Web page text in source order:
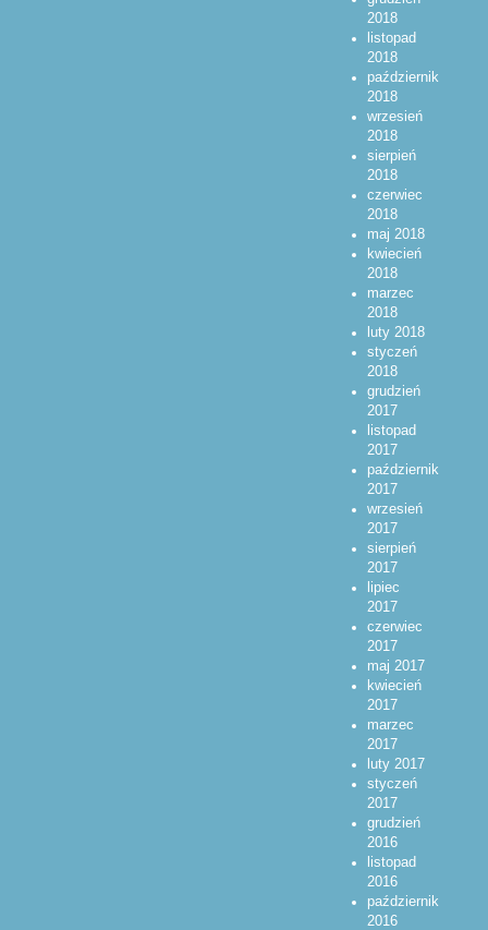
2018
listopad
2018
październik
2018
wrzesień
2018
sierpień
2018
czerwiec
2018
maj 2018
kwiecień
2018
marzec
2018
luty 2018
styczeń
2018
grudzień
2017
listopad
2017
październik
2017
wrzesień
2017
sierpień
2017
lipiec
2017
czerwiec
2017
maj 2017
kwiecień
2017
marzec
2017
luty 2017
styczeń
2017
grudzień
2016
listopad
2016
październik
2016